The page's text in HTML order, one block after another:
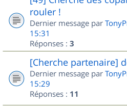
rouler !
Dernier message par
15:31
Réponses : 3
[Cherche partenaire]
Dernier message par
15:29
Réponses : 11